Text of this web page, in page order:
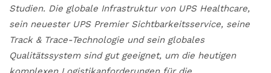
Studien. Die globale Infrastruktur von UPS Healthcare,
sein neuester UPS Premier Sichtbarkeitsservice, seine
Track & Trace-Technologie und sein globales
Qualitätssystem sind gut geeignet, um die heutigen